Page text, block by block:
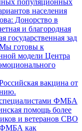
популяционных
населения
Донорство в
и благородная
государственная зад
готовы к
модели Центра
вакцина от
ФМБА
помощь более
и ветеранов СВО
ФМБА как